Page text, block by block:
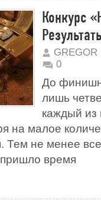
Конкурс
GREGOR
0
До
лишь
каждый из
на малое
Тем не менее
пришло время